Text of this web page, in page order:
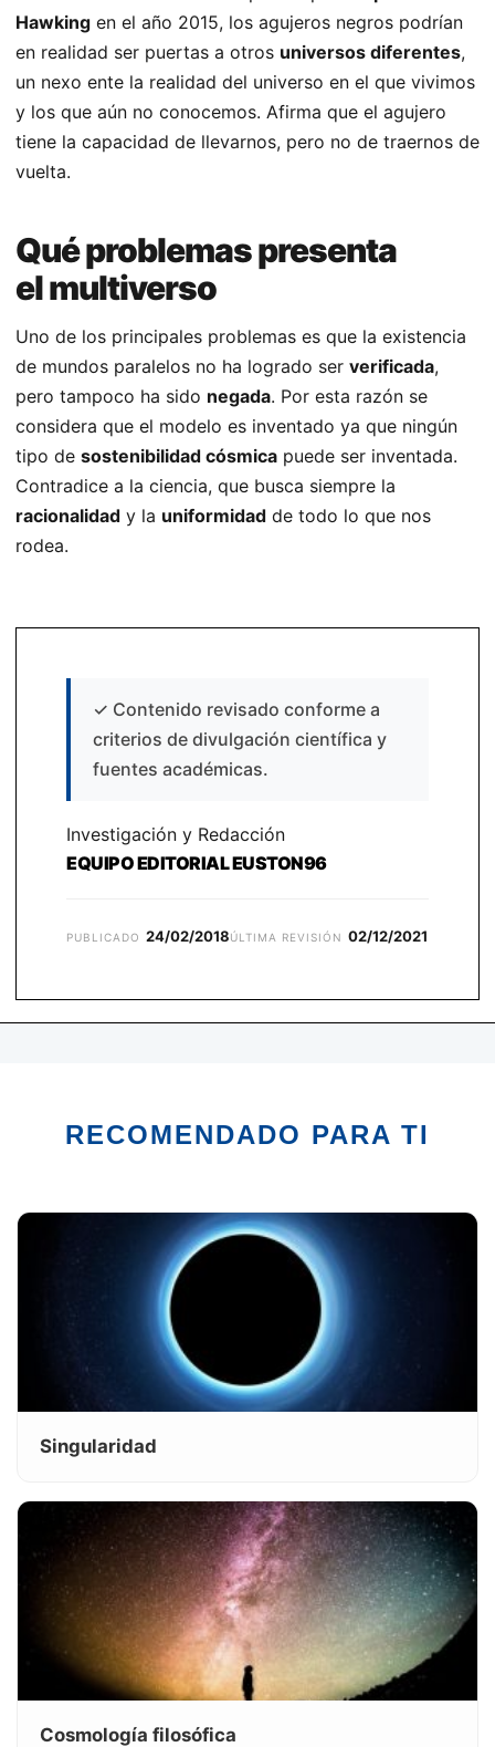
Hawking en el año 2015, los agujeros negros podrían
en realidad ser puertas a otros universos diferentes,
un nexo ente la realidad del universo en el que vivimos
y los que aún no conocemos. Afirma que el agujero
tiene la capacidad de llevarnos, pero no de traernos de
vuelta.
Qué problemas presenta
el multiverso
Uno de los principales problemas es que la existencia
de mundos paralelos no ha logrado ser verificada,
pero tampoco ha sido negada. Por esta razón se
considera que el modelo es inventado ya que ningún
tipo de sostenibilidad cósmica puede ser inventada.
Contradice a la ciencia, que busca siempre la
racionalidad y la uniformidad de todo lo que nos
rodea.
✓ Contenido revisado conforme a
criterios de divulgación científica y
fuentes académicas.
Investigación y Redacción
EQUIPO EDITORIAL EUSTON96
PUBLICADO 24/02/2018ÚLTIMA REVISIÓN 02/12/2021
RECOMENDADO PARA TI
Singularidad
Cosmología filosófica